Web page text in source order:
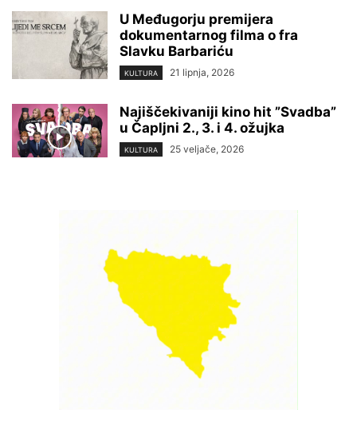
U Međugorju premijera
dokumentarnog filma o fra
Slavku Barbariću
KULTURA 21 lipnja, 2026
Najiščekivaniji kino hit ”Svadba”
u Čapljni 2., 3. i 4. ožujka
KULTURA 25 veljače, 2026